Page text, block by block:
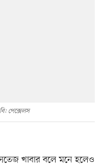
পেক্সেলস
খাবার বলে মনে হলেও